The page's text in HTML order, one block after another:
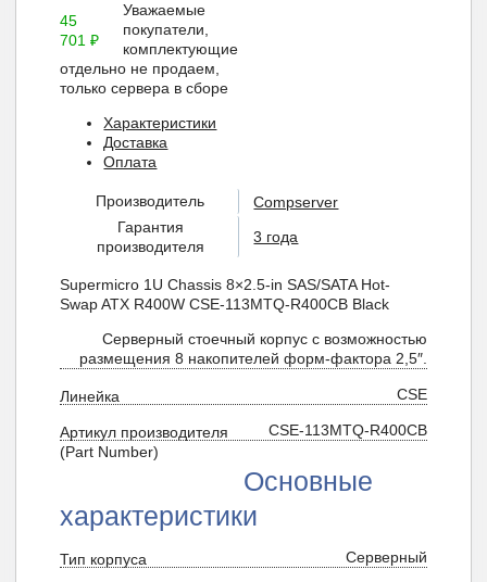
45
701₽
Уважаемые
покупатели,
комплектующие
отдельно не продаем,
только сервера в сборе
Характеристики
Доставка
Оплата
Производитель
Compserver
Гарантия
производителя
3 года
Supermicro 1U Chassis 8×2.5-in SAS/SATA Hot-
Swap ATX R400W CSE-113MTQ-R400CB Black
Серверный стоечный корпус с возможностью
размещения 8 накопителей форм-фактора 2,5″.
Линейка CSE
Артикул производителя
(Part Number)
CSE-113MTQ-R400CB
Основные
характеристики
Тип корпуса Серверный